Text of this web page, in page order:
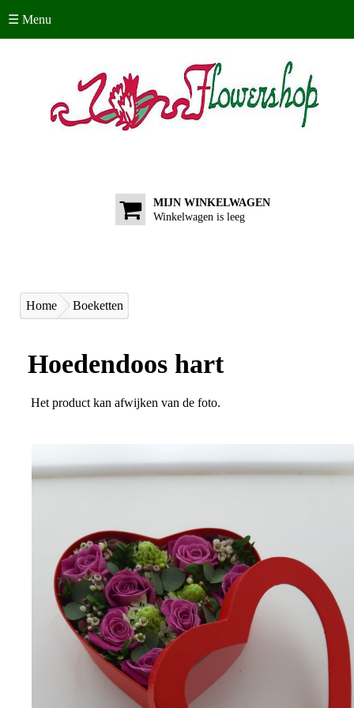
☰ Menu
MIJN WINKELWAGEN
Winkelwagen is leeg
Home Boeketten
Hoedendoos hart
Het product kan afwijken van de foto.